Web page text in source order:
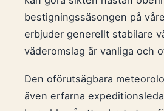
bestigningssäsongen på
erbjuder generellt stabilare
väderomslag är vanliga och
Den oförutsägbara
även erfarna